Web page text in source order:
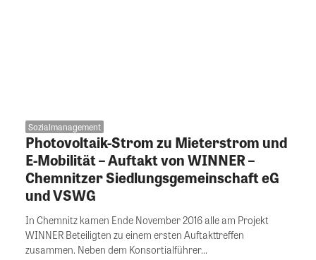
Sozialmanagement
Photovoltaik-Strom zu Mieterstrom und
E-Mobilität – Auftakt von WINNER –
Chemnitzer Siedlungsgemeinschaft eG
und VSWG
In Chemnitz kamen Ende November 2016 alle am Projekt
WINNER Beteiligten zu einem ersten Auftakttreffen
zusammen. Neben dem Konsortialführer...